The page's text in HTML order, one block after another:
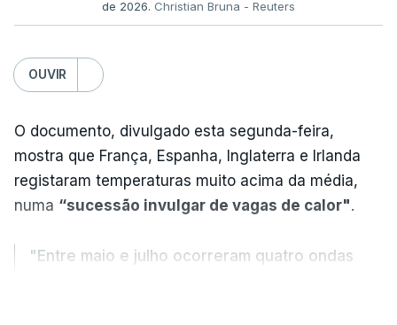
de 2026. Christian Bruna - Reuters
OUVIR
O documento, divulgado esta segunda-feira,
mostra que França, Espanha, Inglaterra e Irlanda
registaram temperaturas muito acima da média,
numa “sucessão invulgar de vagas de calor".
"Entre maio e julho ocorreram quatro ondas